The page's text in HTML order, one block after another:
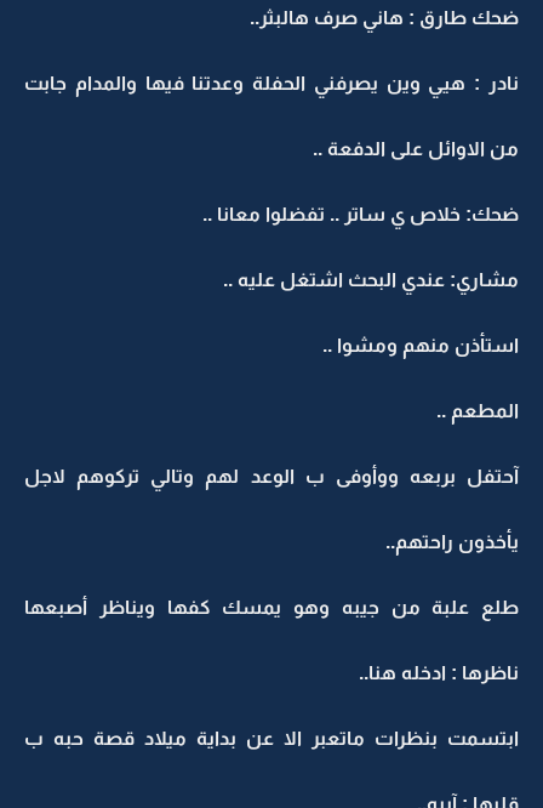
ضحك طارق : هاني صرف هالبثر..
نادر : هيي وين يصرفني الحفلة وعدتنا فيها والمدام جابت
من الاوائل على الدفعة ..
ضحك: خلاص ي ساتر .. تفضلوا معانا ..
مشاري: عندي البحث اشتغل عليه ..
استأذن منهم ومشوا ..
المطعم ..
آحتفل بربعه ووأوفى ب الوعد لهم وتالي تركوهم لاجل
يأخذون راحتهم..
طلع علبة من جيبه وهو يمسك كفها ويناظر أصبعها
ناظرها : ادخله هنا..
ابتسمت بنظرات ماتعبر الا عن بداية ميلاد قصة حبه ب
قلبها : آييه..